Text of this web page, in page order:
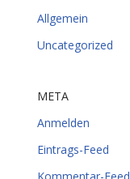
Allgemein
Uncategorized
META
Anmelden
Eintrags-Feed